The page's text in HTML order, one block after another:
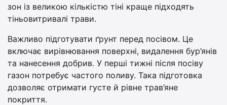
зон із великою кількістю тіні краще підходять
тіньовитривалі трави.
Важливо підготувати ґрунт перед посівом. Це
включає вирівнювання поверхні, видалення бур’янів
та нанесення добрив. У перші тижні після посіву
газон потребує частого поливу. Така підготовка
дозволяє отримати густе й рівне трав’яне
покриття.